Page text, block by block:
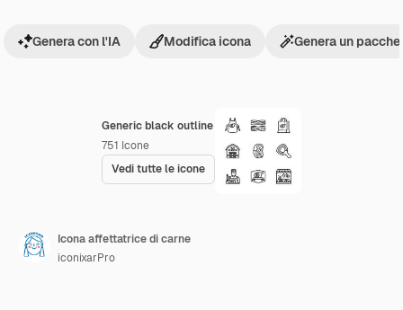
Generic black outline
751 Icone
Vedi tutte le icone
Genera con l'IA Modifica icona Genera un
Icona affettatrice di carne
iconixarPro